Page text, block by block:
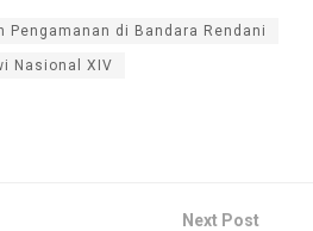
Pengamanan di Bandara Rendani
Nasional XIV
Next Post